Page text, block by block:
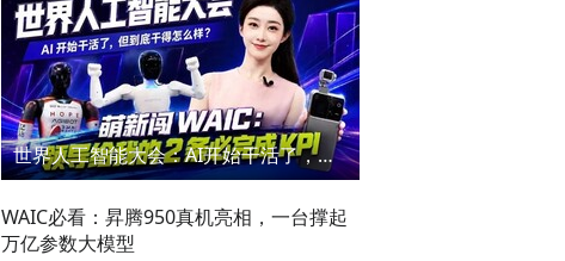
世界人工智能大会：AI开始干活了，但到底干的怎么样？萌新闯WAIC
WAIC必看：昇腾950真机亮相，一台撑起
万亿参数大模型